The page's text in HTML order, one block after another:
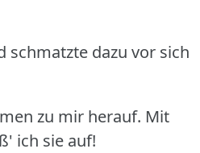
schmatzte dazu vor sich
zu mir herauf. Mit
ich sie auf!